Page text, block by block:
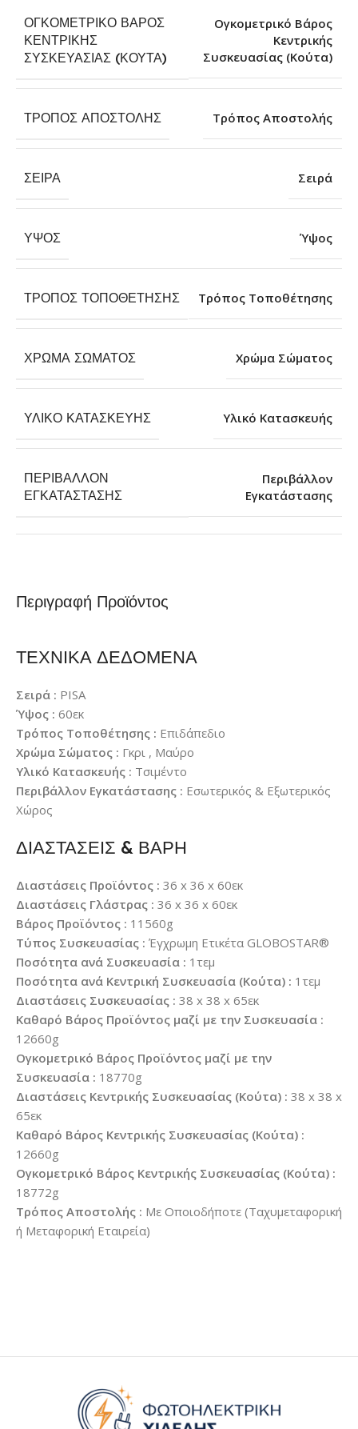
Περιγραφή Προϊόντος
ΤΕΧΝΙΚΑ ΔΕΔΟΜΕΝΑ
Σειρά : PISA
Ύψος : 60εκ
Τρόπος Τοποθέτησης : Επιδάπεδιο
Χρώμα Σώματος : Γκρι , Μαύρο
Υλικό Κατασκευής : Τσιμέντο
Περιβάλλον Εγκατάστασης : Εσωτερικός & Εξωτερικός
Χώρος
ΔΙΑΣΤΑΣΕΙΣ & ΒΑΡΗ
Διαστάσεις Προϊόντος : 36 x 36 x 60εκ
Διαστάσεις Γλάστρας : 36 x 36 x 60εκ
Βάρος Προϊόντος : 11560g
Τύπος Συσκευασίας : Έγχρωμη Ετικέτα GLOBOSTAR®
Ποσότητα ανά Συσκευασία : 1τεμ
Ποσότητα ανά Κεντρική Συσκευασία (Κούτα) : 1τεμ
Διαστάσεις Συσκευασίας : 38 x 38 x 65εκ
Καθαρό Βάρος Προϊόντος μαζί με την Συσκευασία :
12660g
Ογκομετρικό Βάρος Προϊόντος μαζί με την
Συσκευασία : 18770g
Διαστάσεις Κεντρικής Συσκευασίας (Κούτα) : 38 x 38 x
65εκ
Καθαρό Βάρος Κεντρικής Συσκευασίας (Κούτα) :
12660g
Ογκομετρικό Βάρος Κεντρικής Συσκευασίας (Κούτα) :
18772g
Τρόπος Αποστολής : Με Οποιοδήποτε (Ταχυμεταφορική
ή Μεταφορική Εταιρεία)
ΟΓΚΟΜΕΤΡΙΚΌ ΒΆΡΟΣ
ΚΕΝΤΡΙΚΉΣ
ΣΥΣΚΕΥΑΣΊΑΣ (ΚΟΎΤΑ)
Ογκομετρικό Βάρος
Κεντρικής
Συσκευασίας (Κούτα)
ΤΡΌΠΟΣ ΑΠΟΣΤΟΛΉΣ Τρόπος Αποστολής
ΣΕΙΡΆ Σειρά
ΎΨΟΣ Ύψος
ΤΡΌΠΟΣ ΤΟΠΟΘΈΤΗΣΗΣ Τρόπος Τοποθέτησης
ΧΡΏΜΑ ΣΏΜΑΤΟΣ Χρώμα Σώματος
ΥΛΙΚΌ ΚΑΤΑΣΚΕΥΉΣ Υλικό Κατασκευής
ΠΕΡΙΒΆΛΛΟΝ
ΕΓΚΑΤΆΣΤΑΣΗΣ
Περιβάλλον
Εγκατάστασης